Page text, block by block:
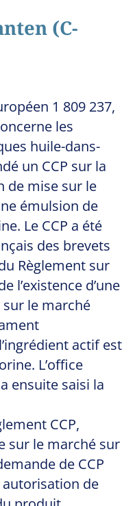
(C-
1 809 237,
les
huile-dans-
un CCP sur la
de mise sur le
émulsion de
Le CCP a été
des brevets
Règlement sur
l’existence d’une
le marché
actif est
L’office
ensuite saisi la
CCP,
sur le marché sur
de CCP
de